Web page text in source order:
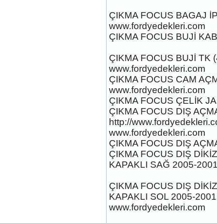
ÇIKMA FOCUS BAGAJ
www.fordyedekleri.com
ÇIKMA FOCUS BUJİ
ÇIKMA FOCUS BUJİ TK
www.fordyedekleri.com
ÇIKMA FOCUS CAM
www.fordyedekleri.com
ÇIKMA FOCUS ÇELİK
ÇIKMA FOCUS DIŞ
http://
www.fordyedekleri.com
ÇIKMA FOCUS DIŞ
ÇIKMA FOCUS DIŞ
KAPAKLI SAĞ 2005-
ÇIKMA FOCUS DIŞ
KAPAKLI SOL 2005-
www.fordyedekleri.com